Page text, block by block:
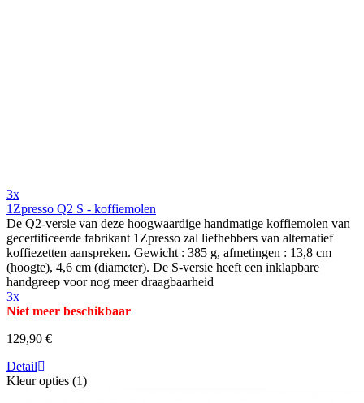
3x
1Zpresso Q2 S - koffiemolen
De Q2-versie van deze hoogwaardige handmatige koffiemolen van
gecertificeerde fabrikant 1Zpresso zal liefhebbers van alternatief
koffiezetten aanspreken. Gewicht : 385 g, afmetingen : 13,8 cm
(hoogte), 4,6 cm (diameter). De S-versie heeft een inklapbare
handgreep voor nog meer draagbaarheid
3x
Niet meer beschikbaar
129,90 €
Detail
Kleur opties (1)